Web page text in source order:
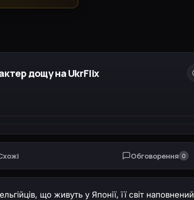
дощу на UkrFlix
Обговорення 0
що живуть у Японії, її світ наповнений